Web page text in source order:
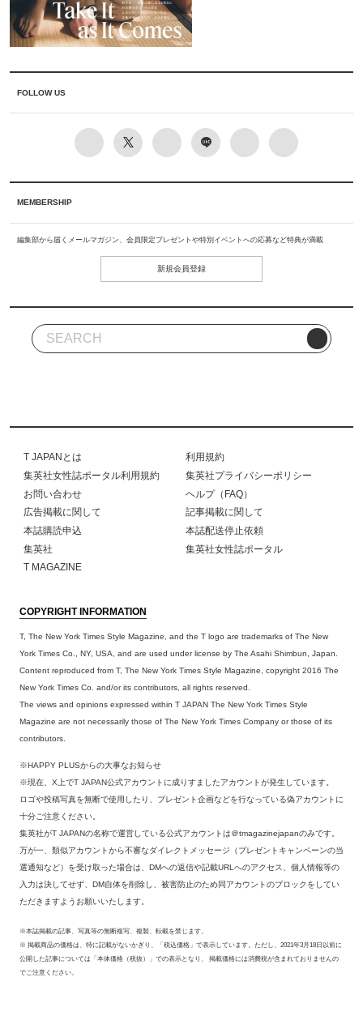
FOLLOW US
MEMBERSHIP
編集部から届くメールマガジン、会員限定プレゼントや特別イベントへの応募など特典が満載
新規会員登録
T JAPANとは
利用規約
集英社女性誌ポータル利用規約
集英社プライバシーポリシー
お問い合わせ
ヘルプ（FAQ）
広告掲載に関して
記事掲載に関して
本誌購読申込
本誌配送停止依頼
集英社
集英社女性誌ポータル
T MAGAZINE
COPYRIGHT INFORMATION
T, The New York Times Style Magazine, and the T logo are trademarks of The New
York Times Co., NY, USA, and are used under license by The Asahi Shimbun, Japan.
Content reproduced from T, The New York Times Style Magazine, copyright 2016 The
New York Times Co. and/or its contributors, all rights reserved.
The views and opinions expressed within T JAPAN The New York Times Style
Magazine are not necessarily those of The New York Times Company or those of its
contributors.
※HAPPY PLUSからの大事なお知らせ
※現在、X上でT JAPAN公式アカウントに成りすましたアカウントが発生しています。
ロゴや投稿写真を無断で使用したり、プレゼント企画などを行なっている偽アカウントに
十分ご注意ください。
集英社がT JAPANの名称で運営している公式アカウントは＠tmagazinejapanのみです。
万が一、類似アカウントから不審なダイレクトメッセージ（プレゼントキャンペーンの当
選通知など）を受け取った場合は、DMへの返信や記載URLへのアクセス、個人情報等の
入力は決してせず、DM自体を削除し、被害防止のため同アカウントのブロックをしてい
ただきますようお願いいたします。
※本誌掲載の記事、写真等の無断複写、複製、転載を禁じます。
※ 掲載商品の価格は、特に記載がないかぎり、「税込価格」で表示しています。ただし、2021年3月18日以前に
公開した記事については「本体価格（税抜）」での表示となり、 掲載価格には消費税が含まれておりませんの
でご注意ください。